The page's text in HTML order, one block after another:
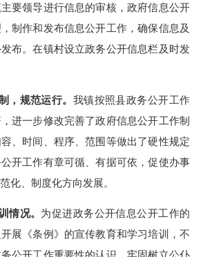
要领导进行信息的审核，政府信息公开
制作和发布信息公开工作，确保信息及
布。在镇村设立政务公开信息栏及时发
，规范运行。 我镇按照县政务公开工作
进一步修改完善了政府信息公开工作制
、时间、程序、范围等做出了硬性规定
开工作有章可循、有据可依，促使办事
化、制度化方向发展。
情况。 为促进政务公开信息公开工作的
展《条例》的宣传教育和学习培训，不